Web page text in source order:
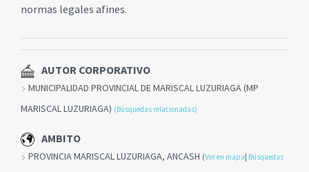
normas legales afines.
AUTOR CORPORATIVO
MUNICIPALIDAD PROVINCIAL DE MARISCAL LUZURIAGA (MP
MARISCAL LUZURIAGA) (Búsquedas relacionadas)
AMBITO
PROVINCIA MARISCAL LUZURIAGA, ANCASH (Ver en mapa Búsquedas